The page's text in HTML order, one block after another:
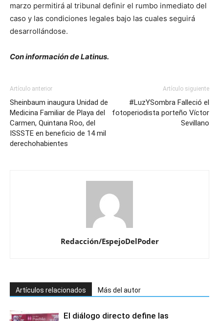
marzo permitirá al tribunal definir el rumbo inmediato del
caso y las condiciones legales bajo las cuales seguirá
desarrollándose.
Con información de Latinus.
Artículo anterior
Sheinbaum inaugura Unidad de
Medicina Familiar de Playa del
Carmen, Quintana Roo, del
ISSSTE en beneficio de 14 mil
derechohabientes
Artículo siguiente
#LuzYSombra Falleció el
fotoperiodista porteño Víctor
Sevillano
Redacción/EspejoDelPoder
Artículos relacionados Más del autor
El diálogo directo define las